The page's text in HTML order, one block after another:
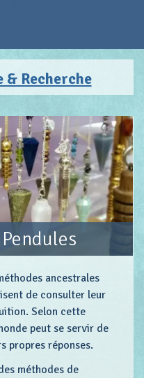
& Recherche
ancestrales
de consulter leur
Selon cette
peut se servir de
propres réponses.
méthodes de